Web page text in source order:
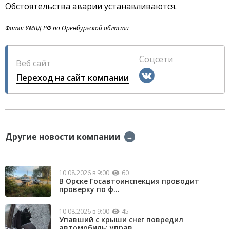
Обстоятельства аварии устанавливаются.
Фото: УМВД РФ по Оренбургской области
Веб сайт
Переход на сайт компании
Соцсети
Другие новости компании →
10.08.2026 в 9:00 60
В Орске Госавтоинспекция проводит
проверку по ф...
10.08.2026 в 9:00 45
Упавший с крыши снег повредил